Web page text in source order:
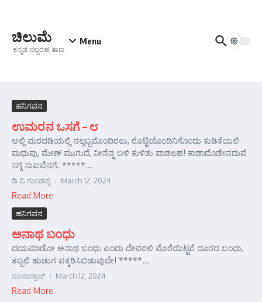
ಚಿಲುಮೆ
ಕನ್ನಡ ನಲ್ಬರಹ ತಾಣ
Menu
ಹನಿಗವನ
ಉಮರನ ಒಸಗೆ – ೮
ಅಲ್ಲಿ ಮರದಡಿಯಲ್ಲಿ ನಲ್ಗಬ್ಬಮೊಂದಿರಲು, ರೊಟ್ಟಿಯೊಂದಿನಿಸೊಂದು ಕುಡಿಕೆಯಲಿ
ಮಧುವು, ಮೇಣ್ ಮುಗುದೆ, ನೀನೆನ್ನ ಬಳಿ ಕುಳಿತು ಪಾಡಲಹ! ಕಾಡಾದೊಡೇನದುವೆ
ಸಗ್ಗ ಸುಖವೆನಗೆ. *****...
ಡಿ ವಿ ಗುಂಡಪ್ಪ March 12, 2024
Read More
ಹನಿಗವನ
ಅನಾಥ ಬಂಧು
ದಯಮಾಡೋ ಅನಾಥ ಬಂಧು ಎಂದು ದೇವರಲಿ ಮೊರೆಯಿಟ್ಟರೆ ದೂರದ ಬಂಧು,
ತಬ್ಬಲಿ ಹುಡುಗ ವಕ್ಕರಿಸಿಬಿಡುವುದೇ! *****...
ನಂನಾಗ್ರಾಜ್ March 12, 2024
Read More